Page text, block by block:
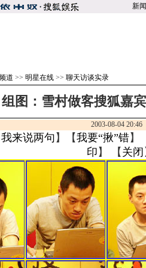
新闻
道 >> 明星在线 >> 聊天访谈实录
组图：雪村做客搜狐嘉
2003-08-04
我来说两句 】【我要“揪”错】
印 】 【 关闭